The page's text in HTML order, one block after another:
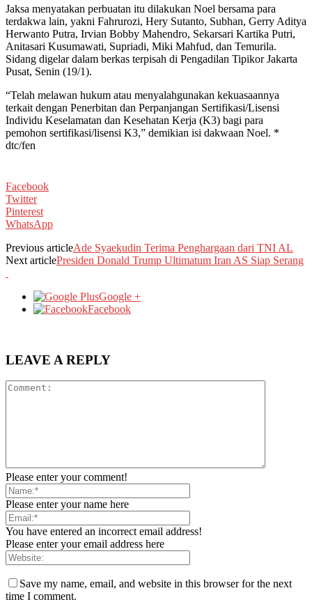
Jaksa menyatakan perbuatan itu dilakukan Noel bersama para
terdakwa lain, yakni Fahrurozi, Hery Sutanto, Subhan, Gerry Aditya
Herwanto Putra, Irvian Bobby Mahendro, Sekarsari Kartika Putri,
Anitasari Kusumawati, Supriadi, Miki Mahfud, dan Temurila.
Sidang digelar dalam berkas terpisah di Pengadilan Tipikor Jakarta
Pusat, Senin (19/1).
“Telah melawan hukum atau menyalahgunakan kekuasaannya
terkait dengan Penerbitan dan Perpanjangan Sertifikasi/Lisensi
Individu Keselamatan dan Kesehatan Kerja (K3) bagi para
pemohon sertifikasi/lisensi K3,” demikian isi dakwaan Noel. *
dtc/fen
Facebook
Twitter
Pinterest
WhatsApp
Previous articleAde Syaekudin Terima Penghargaan dari TNI AL
Next articlePresiden Donald Trump Ultimatum Iran AS Siap Serang
Google +
Facebook
LEAVE A REPLY
Please enter your comment!
Please enter your name here
You have entered an incorrect email address!
Please enter your email address here
Save my name, email, and website in this browser for the next
time I comment.